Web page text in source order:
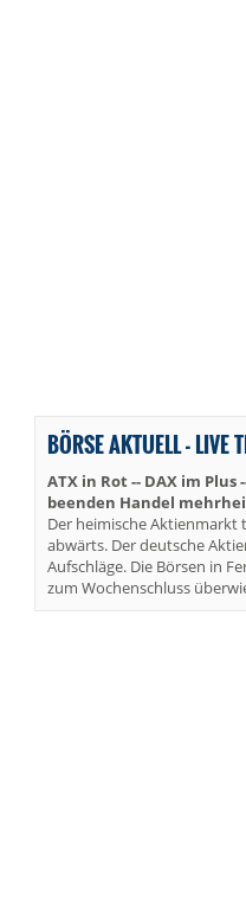
BÖRSE AKTUELL - LIVE
ATX in Rot -- DAX im Plus
beenden Handel
Der heimische Aktienmarkt
abwärts. Der deutsche
Aufschläge. Die Börsen in
zum Wochenschluss